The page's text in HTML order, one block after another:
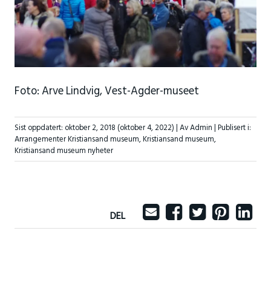
Foto: Arve Lindvig, Vest-Agder-museet
Sist oppdatert: oktober 2, 2018 (oktober 4, 2022)| Av Admin |Publisert i:
Arrangementer Kristiansand museum,Kristiansand museum,
Kristiansand museum nyheter
DEL